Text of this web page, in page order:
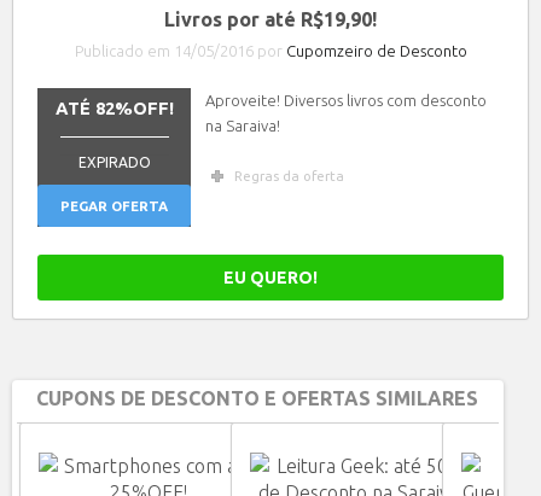
Livros por até R$19,90!
Publicado em 14/05/2016 por Cupomzeiro de Desconto
ATÉ 82%OFF!
EXPIRADO
PEGAR OFERTA
Aproveite! Diversos livros com desconto
na Saraiva!
Regras da oferta
EU QUERO!
CUPONS DE DESCONTO E OFERTAS SIMILARES